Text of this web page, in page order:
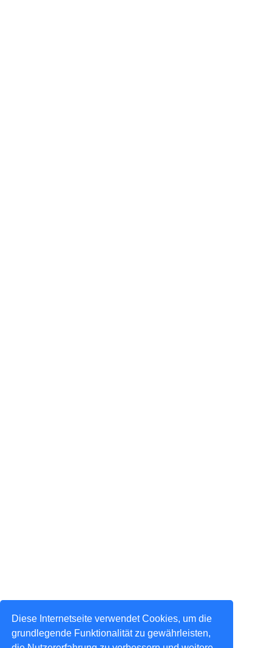
Diese Internetseite verwendet Cookies, um die
grundlegende Funktionalität zu gewährleisten,